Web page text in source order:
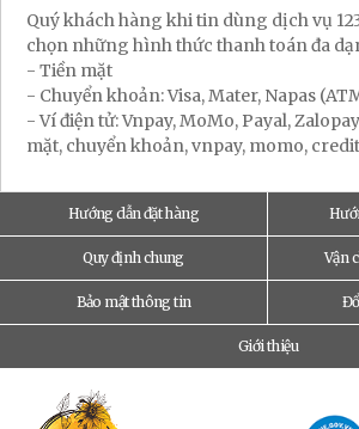
Quý khách hàng khi tin dùng dịch vụ
chọn những hình thức thanh toán đa
- Tiền mặt
- Chuyển khoản: Visa, Mater, Napas
- Ví điện tử: Vnpay, MoMo, Payal,
mặt, chuyển khoản, vnpay, momo, credit
Hướng dẫn đặt hàng
Quy định chung Vận
Bảo mật thông tin
Giới thiệu